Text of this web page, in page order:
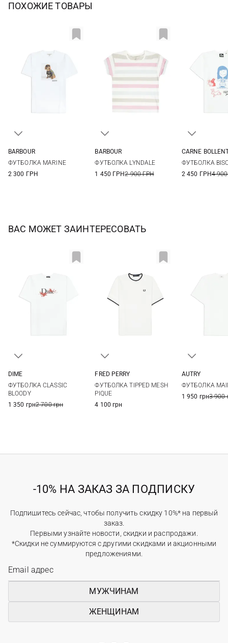
ПОХОЖИЕ ТОВАРЫ
BARBOUR
ФУТБОЛКА MARINE
2 300 ГРН
BARBOUR
ФУТБОЛКА LYNDALE
1 450 ГРН2 900 ГРН
CARNE
ФУТБОЛКА
2 450 ГРН4
ВАС МОЖЕТ ЗАИНТЕРЕСОВАТЬ
DIME
ФУТБОЛКА CLASSIC
BLOODY
1 350 грн2 700 грн
14
FRED PERRY
ФУТБОЛКА TIPPED MESH
PIQUE
4 100 грн
AUTRY
ФУТБОЛКА
1 950 грн3 900
-10% НА ЗАКАЗ ЗА ПОДПИСКУ
Подпишитесь сейчас, чтобы получить скидку 10%* на первый
заказ.
Первыми узнайте новости, скидки и распродажи.
*Скидки не суммируются с другими скидками и акционными
предложениями.
МУЖЧИНАМ
ЖЕНЩИНАМ